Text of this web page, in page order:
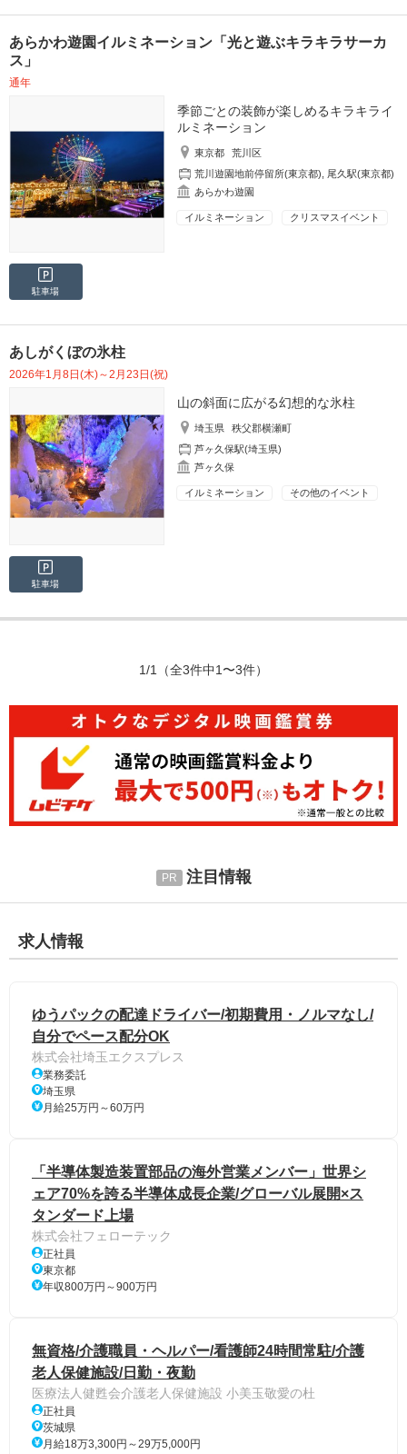
あらかわ遊園イルミネーション「光と遊ぶキラキラサーカ
ス」
通年
季節ごとの装飾が楽しめるキラキライ
ルミネーション
東京都
荒川区
荒川遊園地前停留所(東京都)
尾久駅(東京都)
あらかわ遊園
イルミネーション クリスマスイベント
駐車場
あしがくぼの氷柱
2026年1月8日(木)～2月23日(祝)
山の斜面に広がる幻想的な氷柱
埼玉県
秩父郡横瀬町
芦ヶ久保駅(埼玉県)
芦ヶ久保
イルミネーション その他のイベント
駐車場
1/1 （全3件中1〜3件）
注目情報
求人情報
ゆうパックの配達ドライバー/初期費用・ノルマなし/
自分でペース配分OK
株式会社埼玉エクスプレス
業務委託
埼玉県
月給25万円～60万円
「半導体製造装置部品の海外営業メンバー」世界シ
ェア70%を誇る半導体成長企業/グローバル展開×ス
タンダード上場
株式会社フェローテック
正社員
東京都
年収800万円～900万円
無資格/介護職員・ヘルパー/看護師24時間常駐/介護
老人保健施設/日勤・夜勤
医療法人健甦会介護老人保健施設 小美玉敬愛の杜
正社員
茨城県
月給18万3,300円～29万5,000円